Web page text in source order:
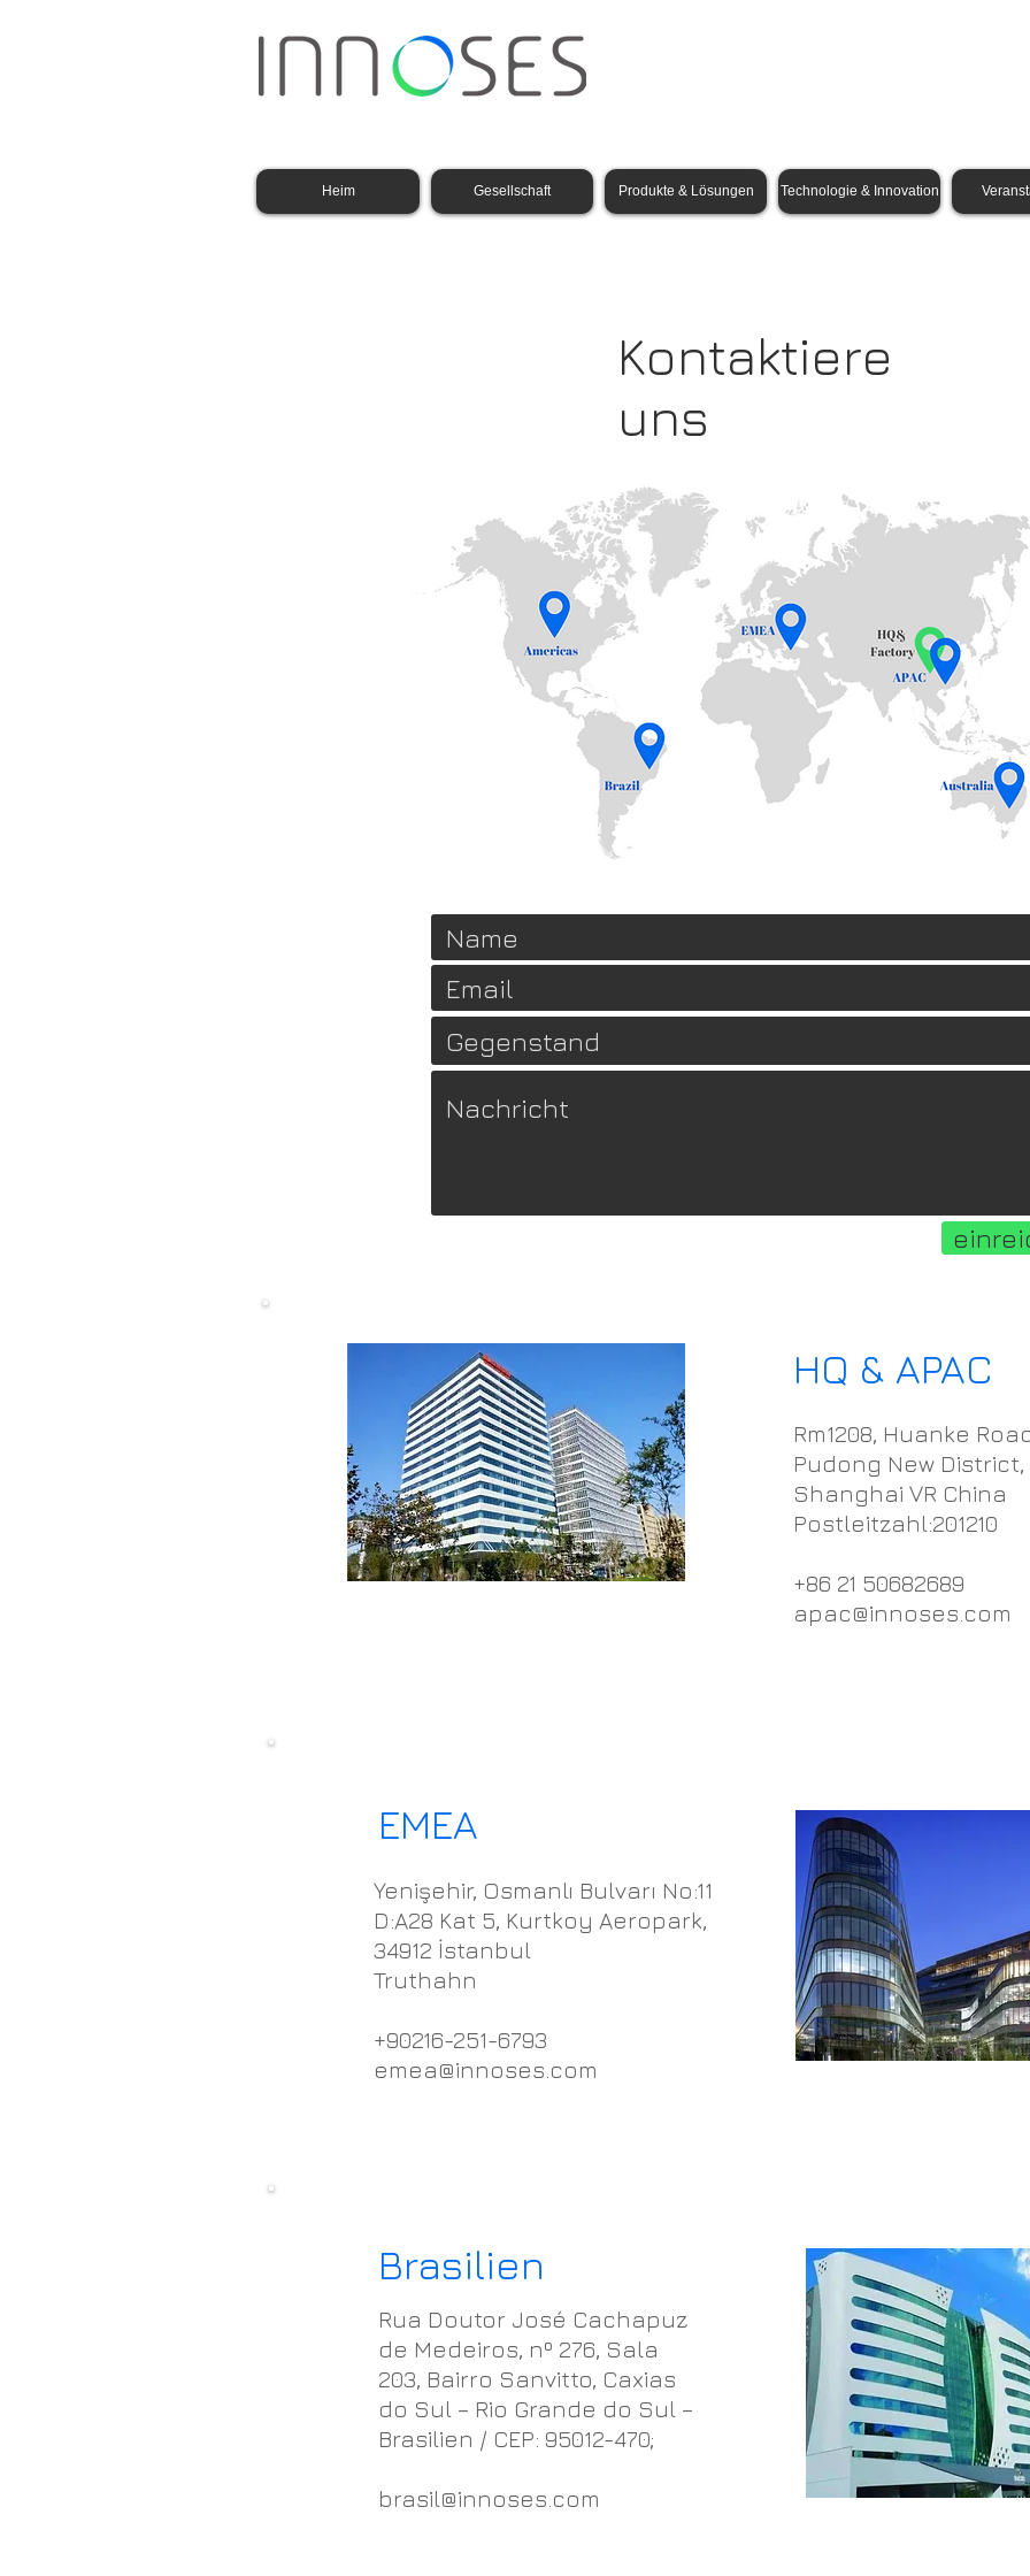
Heim Gesellschaft Produkte & Lösungen Technologie & Innovation
Kontaktiere
uns
HQ & APAC
Rm1208, Huanke
Pudong New District,
Shanghai VR China
Postleitzahl:201210
+86 21 50682689
apac@innoses.com
EMEA
Yenişehir, Osmanlı Bulvarı No:11
D:A28 Kat 5, Kurtkoy Aeropark,
34912 İstanbul
Truthahn
+90216-251-6793
emea@innoses.com
Brasilien
Rua Doutor José Cachapuz
de Medeiros, nº 276, Sala
203, Bairro Sanvitto, Caxias
do Sul – Rio Grande do Sul –
Brasilien / CEP: 95012-470;
brasil@innoses.com